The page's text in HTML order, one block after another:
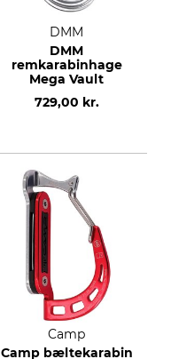
DMM
DMM
remkarabinhage
Mega Vault
729,00 kr.
Camp
Camp bæltekarabin